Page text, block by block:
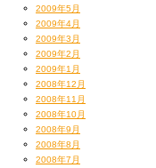
2009年5月
2009年4月
2009年3月
2009年2月
2009年1月
2008年12月
2008年11月
2008年10月
2008年9月
2008年8月
2008年7月